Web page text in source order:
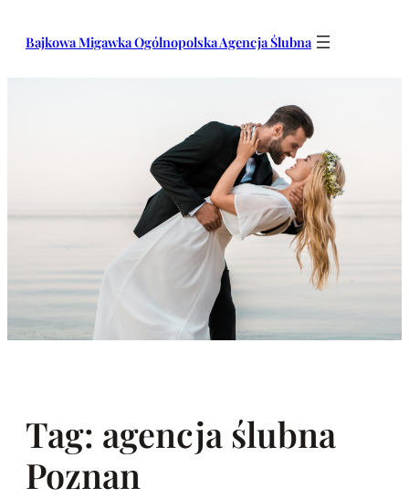
Bajkowa Migawka Ogólnopolska Agencja Ślubna
Tag: agencja ślubna
Poznan